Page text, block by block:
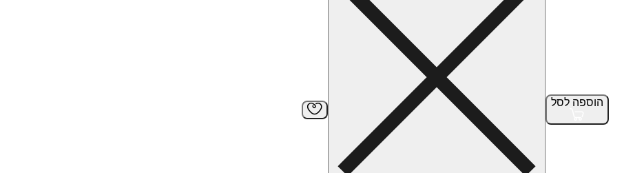
הוספה לסל